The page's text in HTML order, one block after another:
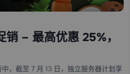
– 最高优惠 25%，
，截至 7 月 13 日，独立服务器计划享